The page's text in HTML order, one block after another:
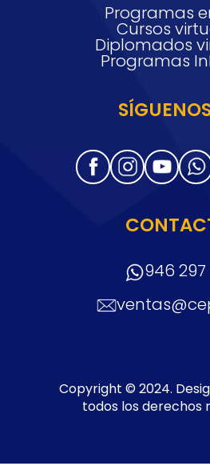
Programas
Cursos
Diplomados
Programas
946 297
Copyright © 2024.
todos los derechos